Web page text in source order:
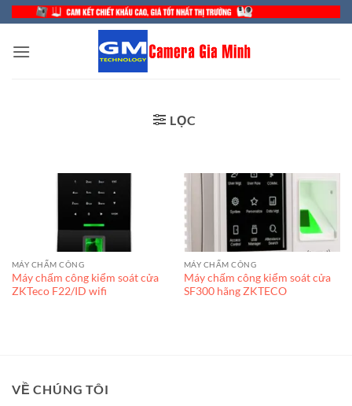
Bỏ
qua
nội
LỌC
MÁY CHẤM CÔNG
Máy chấm công kiểm soát cửa
ZKTeco F22/ID wifi
MÁY CHẤM CÔNG
Máy chấm công kiểm soát cửa
SF300 hãng ZKTECO
VỀ CHÚNG TÔI